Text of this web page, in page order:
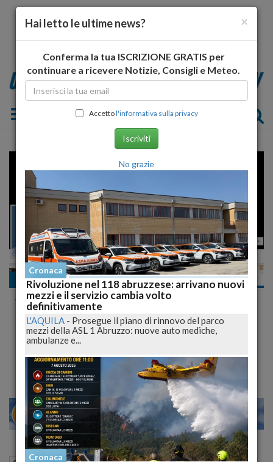
Toggle navigation
Cronaca nazionale
#Lega: #Anonymous Attacca La Pagina Fb
Di #Salvini Che Risponde "Conigli,
Dedicatevi All'Isis"
28 30 VENEZIA
×
Hai letto le ultime news?
Conferma la tua ISCRIZIONE GRATIS per
continuare a ricevere Notizie, Consigli e Meteo.
Accettol'informativa sulla privacy
Iscriviti
No grazie
Cronaca
Rivoluzione nel 118 abruzzese: arrivano nuovi
mezzi e il servizio cambia volto
definitivamente
L'AQUILA - Prosegue il piano di rinnovo del parco
mezzi della ASL 1 Abruzzo: nuove auto mediche,
ambulanze e...
Cronaca